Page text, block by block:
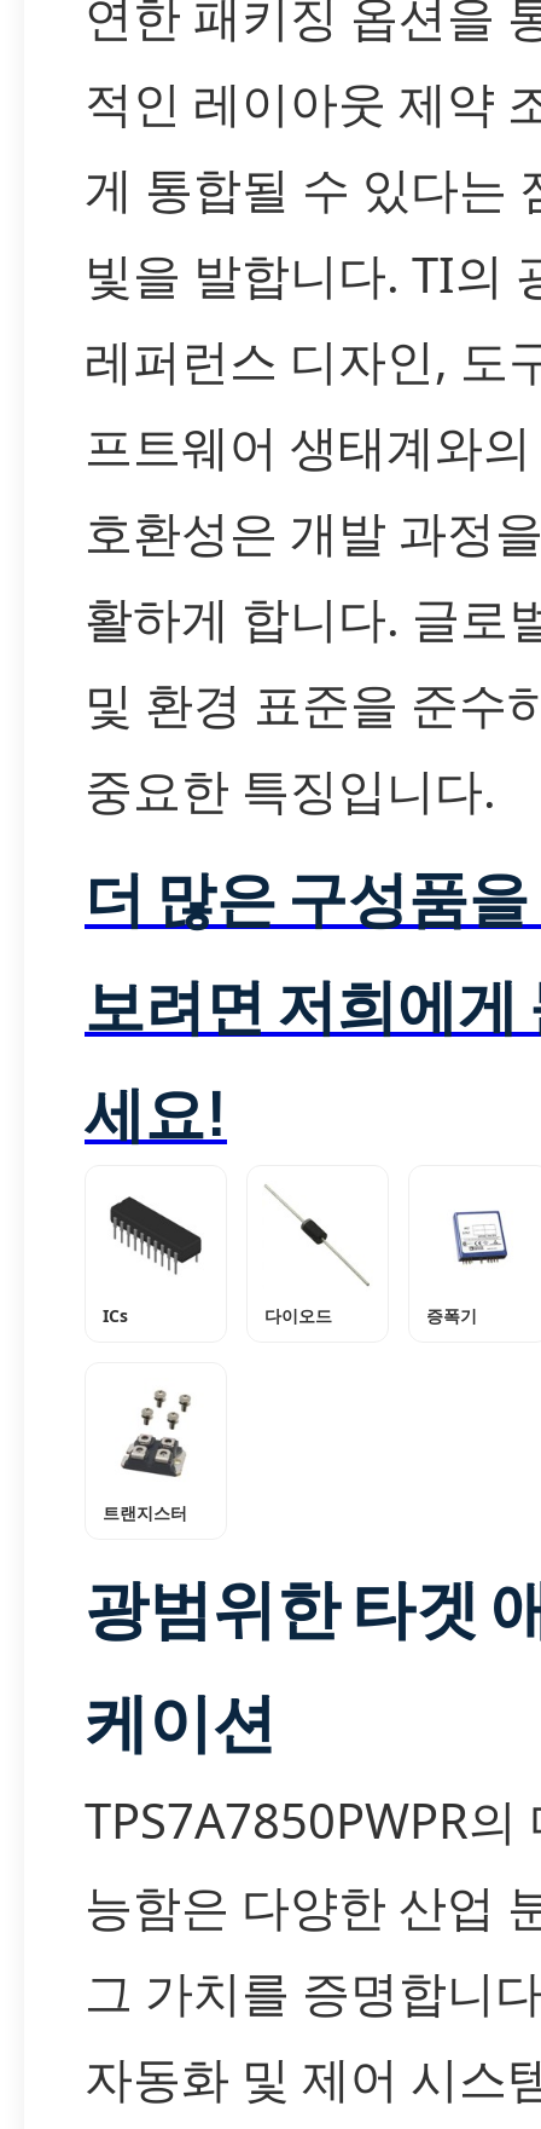
연한 패키징 옵션을
적인 레이아웃 제약
게 통합될 수 있다는
빛을 발합니다. TI의
레퍼런스 디자인, 도
프트웨어 생태계와
호환성은 개발 과정
활하게 합니다. 글로
및 환경 표준을 준수
중요한 특징입니다.
더 많은 구성품
보려면 저희에게
세요!
ICs 다이오드 증폭기
트랜지스터
광범위한 타겟
케이션
TPS7A7850PWPR의
능함은 다양한 산업
그 가치를 증명합니
자동화 및 제어 시스